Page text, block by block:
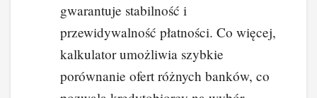
gwarantuje stabilność i
przewidywalność płatności. Co więcej,
kalkulator umożliwia szybkie
porównanie ofert różnych banków, co